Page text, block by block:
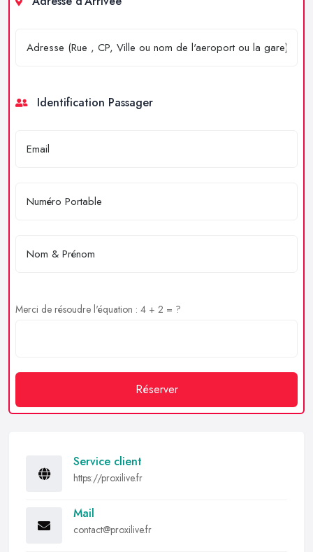
Identification Passager
Merci de résoudre l'équation : 4 + 2 = ?
Réserver
Service client
https://proxilive.fr
Mail
contact@proxilive.fr